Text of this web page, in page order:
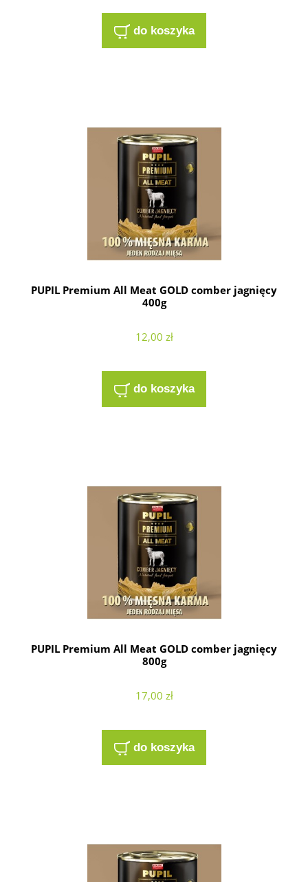
do koszyka
PUPIL Premium All Meat GOLD comber jagnięcy
400g
12,00 zł
do koszyka
PUPIL Premium All Meat GOLD comber jagnięcy
800g
17,00 zł
do koszyka